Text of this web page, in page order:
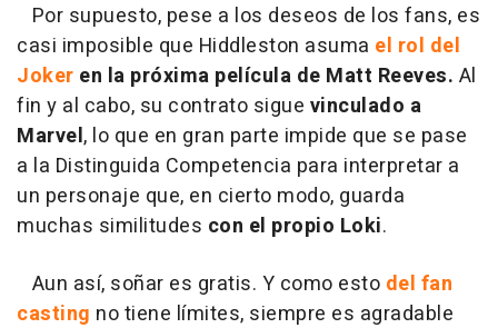
Por supuesto, pese a los deseos de los fans, es
casi imposible que Hiddleston asuma el rol del
Joker en la próxima película de Matt Reeves. Al
fin y al cabo, su contrato sigue vinculado a
Marvel, lo que en gran parte impide que se pase
a la Distinguida Competencia para interpretar a
un personaje que, en cierto modo, guarda
muchas similitudes con el propio Loki.
Aun así, soñar es gratis. Y como esto del fan
casting no tiene límites, siempre es agradable